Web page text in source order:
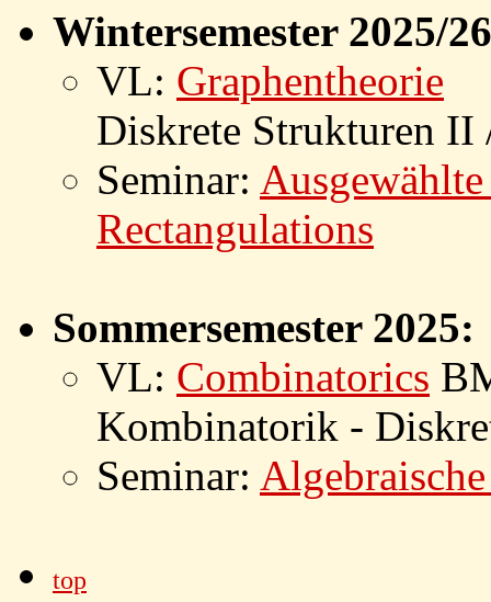
Wintersemester 2025/
VL: Graphentheorie
Diskrete Strukturen II
Seminar:
Rectangulations
Sommersemester 2025:
VL: Combinatorics
Kombinatorik -
Seminar:
top